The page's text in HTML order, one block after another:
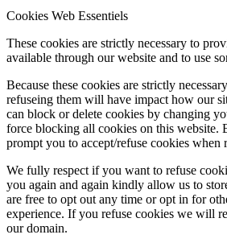
Cookies Web Essentiels
These cookies are strictly necessary to
available through our website and to use
Because these cookies are strictly
refuseing them will have impact how our
can block or delete cookies by changing
force blocking all cookies on this website.
prompt you to accept/refuse cookies when
We fully respect if you want to refuse
you again and again kindly allow us to
are free to opt out any time or opt in for
experience. If you refuse cookies we will
our domain.